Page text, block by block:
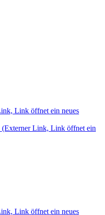
Link öffnet ein neues
(Externer Link, Link öffnet ein
Link öffnet ein neues